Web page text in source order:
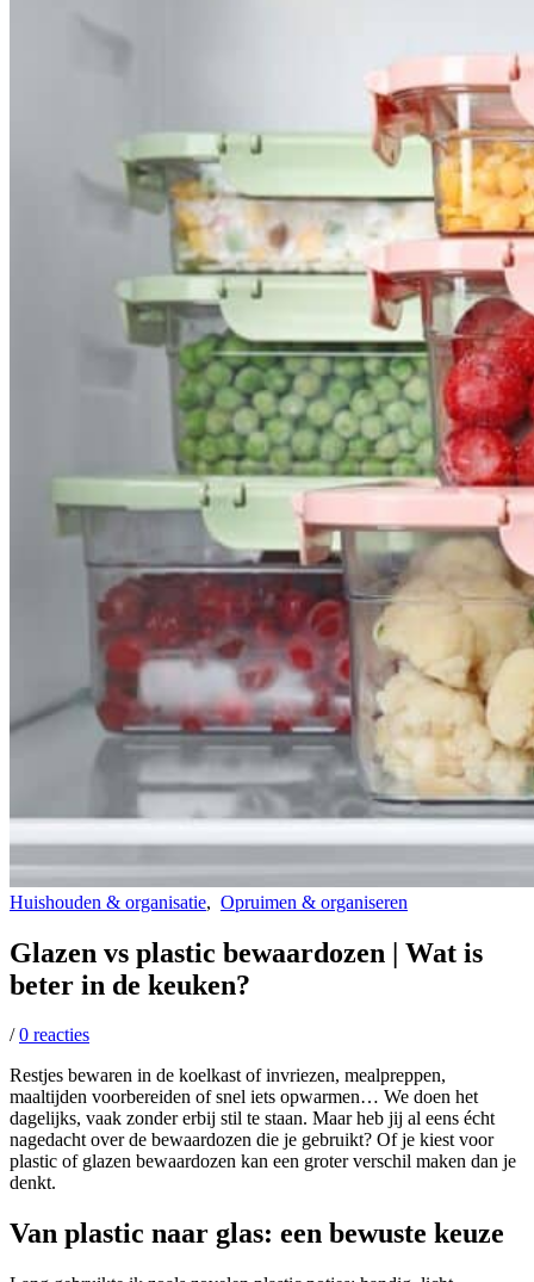
Huishouden & organisatie, Opruimen & organiseren
Glazen vs plastic bewaardozen | Wat is
beter in de keuken?
/ 0 reacties
Restjes bewaren in de koelkast of invriezen, mealpreppen,
maaltijden voorbereiden of snel iets opwarmen… We doen het
dagelijks, vaak zonder erbij stil te staan. Maar heb jij al eens écht
nagedacht over de bewaardozen die je gebruikt? Of je kiest voor
plastic of glazen bewaardozen kan een groter verschil maken dan je
denkt.
Van plastic naar glas: een bewuste keuze